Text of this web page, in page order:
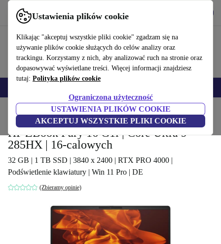
Ustawienia plików cookie
Klikając "akceptuj wszystkie pliki cookie" zgadzam się na
używanie plików cookie służących do celów analizy oraz
trackingu. Korzystamy z nich, aby analizować ruch na stronie oraz
dopasowywać wyświetlane treści. Więcej informacji znajdziesz
tutaj: Polityka plików cookie
Ograniczona użyteczność
USTAWIENIA PLIKÓW COOKIE
AKCEPTUJ WSZYSTKIE PLIKI COOKIE
Korzystaj z refurbed szybko i łatwo
Produkty Laptopy Laptopy HP
HP ZBook Fury 16 G1i | Core Ultra 9
285HX | 16-calowych
32 GB | 1 TB SSD | 3840 x 2400 | RTX PRO 4000 |
Podświetlenie klawiatury | Win 11 Pro | DE
(Zbieramy opinie)